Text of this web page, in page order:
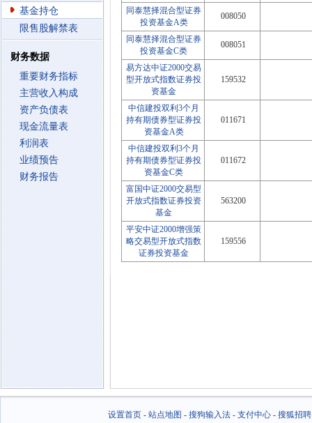
基金持仓
限售股解禁表
财务数据
重要财务指标
主营收入构成
资产负债表
现金流量表
利润表
业绩预告
财务报告
同泰慧择混合型证券
投资基金A类
008050
同泰慧择混合型证券
投资基金C类
008051
易方达中证2000交易
型开放式指数证券投
资基金
159532
中信建投双利3个月
持有期债券型证券投
资基金A类
011671
中信建投双利3个月
持有期债券型证券投
资基金C类
011672
富国中证2000交易型
开放式指数证券投资
基金
563200
平安中证2000增强策
略交易型开放式指数
证券投资基金
159556
设置首页- 站点地图 - 搜狗输入法- 支付中心- 搜狐招聘